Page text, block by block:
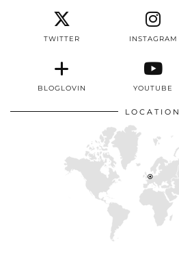
TWITTER INSTAGRAM
BLOGLOVIN YOUTUBE
LOCATION